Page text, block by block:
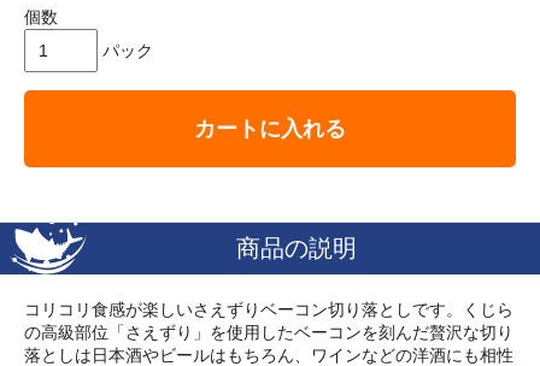
個数
パック
カートに入れる
商品の説明
コリコリ食感が楽しいさえずりベーコン切り落としです。くじら
の高級部位「さえずり」を使用したベーコンを刻んだ贅沢な切り
落としは日本酒やビールはもちろん、ワインなどの洋酒にも相性